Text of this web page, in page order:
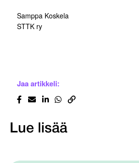
Samppa Koskela
STTK ry
Jaa artikkeli:
Lue lisää